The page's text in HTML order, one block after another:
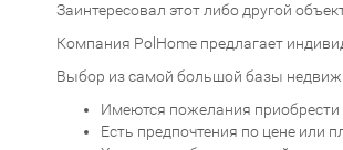
Заинтересовал этот либо другой
Компания PolHome предлагает
Выбор из самой большой базы
Имеются пожелания
Есть предпочтения по цене или